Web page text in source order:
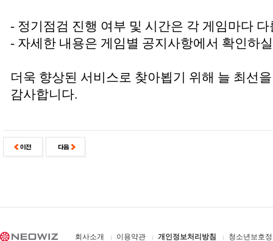
- 정기점검 진행 여부 및 시간은 각 게임마다
- 자세한 내용은 게임별 공지사항에서 확인하
더욱 향상된 서비스로 찾아뵙기 위해 늘 최선
감사합니다.
회사소개 이용약관 개인정보처리방침 청소년보호